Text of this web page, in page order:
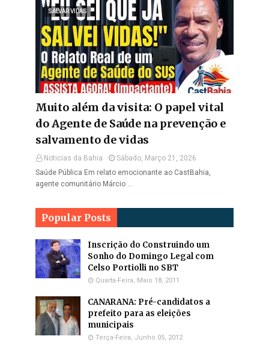
SALVAR VIDAS
Muito além da visita: O papel vital
do Agente de Saúde na prevenção e
salvamento de vidas
Noticias da Bahia
Sábado, Março 21, 2026
Saúde Pública Em relato emocionante ao CastBahia,
agente comunitário Márcio …
Popular Posts
Inscrição do Construindo um
Sonho do Domingo Legal com
Celso Portiolli no SBT
Quarta-Feira, Maio 18, 2011
CANARANA: Pré-candidatos a
prefeito para as eleições
municipais
Terça-Feira, Junho 05, 2012